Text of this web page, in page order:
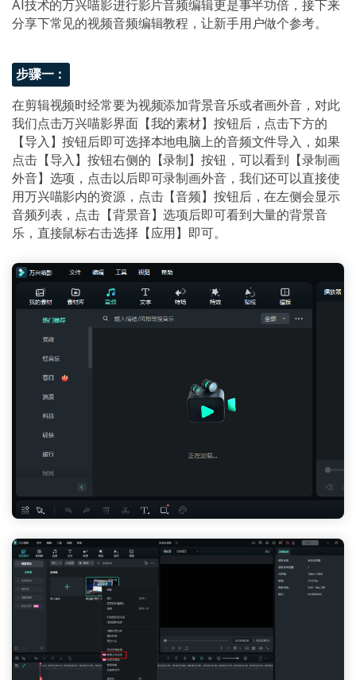
AI技术的万兴喵影进行影片音频编辑更是事半功倍，接下来
分享下常见的视频音频编辑教程，让新手用户做个参考。
步骤一：
在剪辑视频时经常要为视频添加背景音乐或者画外音，对此
我们点击万兴喵影界面【我的素材】按钮后，点击下方的
【导入】按钮后即可选择本地电脑上的音频文件导入，如果
点击【导入】按钮右侧的【录制】按钮，可以看到【录制画
外音】选项，点击以后即可录制画外音，我们还可以直接使
用万兴喵影内的资源，点击【音频】按钮后，在左侧会显示
音频列表，点击【背景音】选项后即可看到大量的背景音
乐，直接鼠标右击选择【应用】即可。